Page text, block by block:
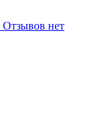
Отзывов нет